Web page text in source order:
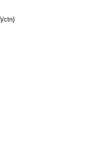
ctn)